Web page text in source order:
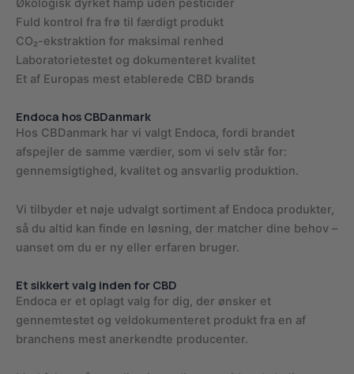
Økologisk dyrket hamp uden pesticider
Fuld kontrol fra frø til færdigt produkt
CO₂-ekstraktion for maksimal renhed
Laboratorietestet og dokumenteret kvalitet
Et af Europas mest etablerede CBD brands
Endoca hos CBDanmark
Hos CBDanmark har vi valgt Endoca, fordi brandet
afspejler de samme værdier, som vi selv står for:
gennemsigtighed, kvalitet og ansvarlig produktion.
Vi tilbyder et nøje udvalgt sortiment af Endoca produkter,
så du altid kan finde en løsning, der matcher dine behov –
uanset om du er ny eller erfaren bruger.
Et sikkert valg inden for CBD
Endoca er et oplagt valg for dig, der ønsker et
gennemtestet og veldokumenteret produkt fra en af
branchens mest anerkendte producenter.